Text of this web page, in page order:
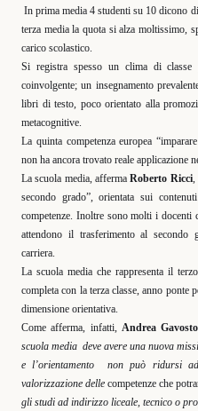
In prima media 4 studenti su 10 dicono
terza media la quota si alza moltissimo,
carico scolastico.
Si registra spesso un clima di classe
coinvolgente; un insegnamento
libri di testo, poco orientato alla
metacognitive.
La quinta competenza europea
non ha ancora trovato reale applicazione
La scuola media, affermaRoberto Ricci,
secondo grado”, orientata sui
competenze. Inoltre sono molti i docenti
attendono il trasferimento al secondo
carriera.
La scuola media che rappresenta il
completa con la terza classe, anno ponte
dimensione orientativa.
Come afferma, infatti, Andrea Gavosto
scuola media deve avere una nuova
e l’orientamento
non può ridursi
valorizzazione delle competenze che
gli studi ad indirizzo liceale, tecnico o